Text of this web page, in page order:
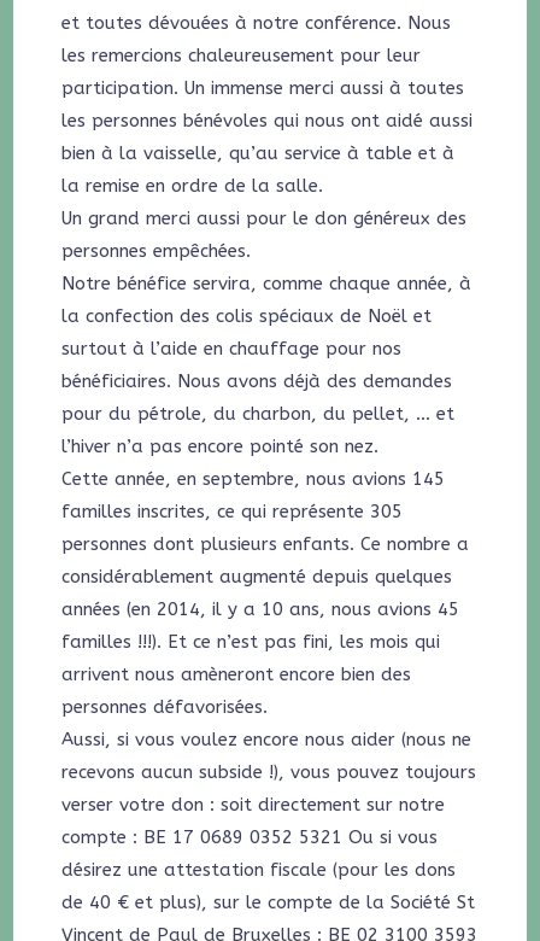
et toutes dévouées à notre conférence. Nous
les remercions chaleureusement pour leur
participation. Un immense merci aussi à toutes
les personnes bénévoles qui nous ont aidé aussi
bien à la vaisselle, qu’au service à table et à
la remise en ordre de la salle.
Un grand merci aussi pour le don généreux des
personnes empêchées.
Notre bénéfice servira, comme chaque année, à
la confection des colis spéciaux de Noël et
surtout à l’aide en chauffage pour nos
bénéficiaires. Nous avons déjà des demandes
pour du pétrole, du charbon, du pellet, … et
l’hiver n’a pas encore pointé son nez.
Cette année, en septembre, nous avions 145
familles inscrites, ce qui représente 305
personnes dont plusieurs enfants. Ce nombre a
considérablement augmenté depuis quelques
années (en 2014, il y a 10 ans, nous avions 45
familles !!!). Et ce n’est pas fini, les mois qui
arrivent nous amèneront encore bien des
personnes défavorisées.
Aussi, si vous voulez encore nous aider (nous ne
recevons aucun subside !), vous pouvez toujours
verser votre don : soit directement sur notre
compte : BE 17 0689 0352 5321 Ou si vous
désirez une attestation fiscale (pour les dons
de 40 € et plus), sur le compte de la Société St
Vincent de Paul de Bruxelles : BE 02 3100 3593